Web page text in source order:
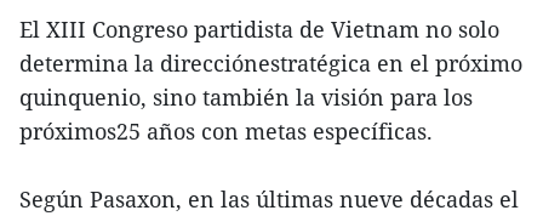
El XIII Congreso partidista de Vietnam no solo
determina la direcciónestratégica en el próximo
quinquenio, sino también la visión para los
próximos25 años con metas específicas.
Según Pasaxon, en las últimas nueve décadas el